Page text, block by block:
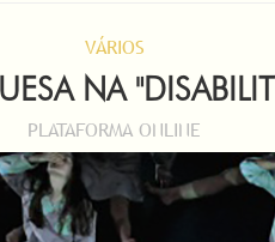
VÁRIOS
NA
PLATAFORMA ONLINE